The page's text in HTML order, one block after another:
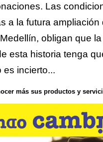
Las
a la futura ampliación
obligan que
esta historia tenga
es incierto...
más sus productos y